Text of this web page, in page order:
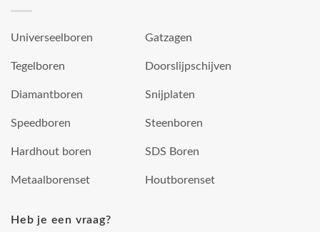
Universeelboren
Tegelboren
Diamantboren
Speedboren
Hardhout boren
Metaalborenset
Gatzagen
Doorslijpschijven
Snijplaten
Steenboren
SDS Boren
Houtborenset
Heb je een vraag?